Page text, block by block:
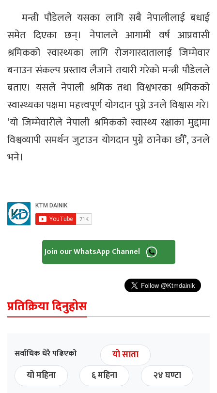
मन्त्री पौडेलले यसका लागि सबै नेपालीलाई बधाई
समेत दिएका छन्। नेपालले आगामी वर्ष आप्रवासी
श्रमिकको स्वास्थ्यका लागि रोजगारदातालाई जिम्मेवार
बनाउन संकल्प प्रस्ताव लैजाने तयारी गरेको मन्त्री पौडेलले
बताए। यसले नेपाली श्रमिक तथा विश्वभरका श्रमिकको
स्वास्थ्यका पक्षमा महत्त्वपूर्ण योगदान पुग्ने उनले विश्वास गरे।
‘यो जिम्मेवारीले नेपाली श्रमिकको स्वास्थ्य रक्षाका मुद्दामा
विश्वव्यापी समर्थन जुटाउन योगदान पुग्ने ठानेका छौँ’, उनले
भने।
Join our WhatsApp Channel
प्रतिक्रिया दिनुहोस
सर्वाधिक धेरै पढिएको
यो साता
यो महिना
६ महिना २४ घण्टा